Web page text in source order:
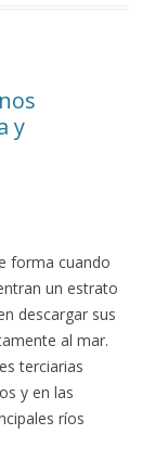
y
forma cuando
un estrato
descargar sus
al mar.
terciarias
y en las
ríos